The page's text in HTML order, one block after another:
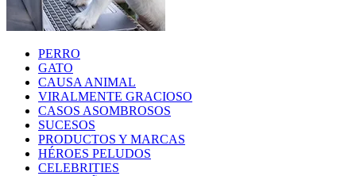
PERRO
GATO
CAUSA ANIMAL
VIRALMENTE GRACIOSO
CASOS ASOMBROSOS
SUCESOS
PRODUCTOS Y MARCAS
HÉROES PELUDOS
CELEBRITIES